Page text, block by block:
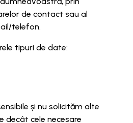
de contact sau al
telefon.
tipuri de date:
și nu solicităm alte
decât cele necesare